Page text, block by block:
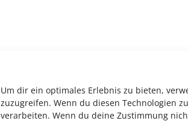
Um dir ein optimales Erlebnis zu bieten,
zuzugreifen. Wenn du diesen Technologien
verarbeiten. Wenn du deine Zustimmung